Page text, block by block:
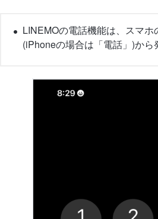
LINEMOの電話機能は、スマホ
(iPhoneの場合は「電話」)から